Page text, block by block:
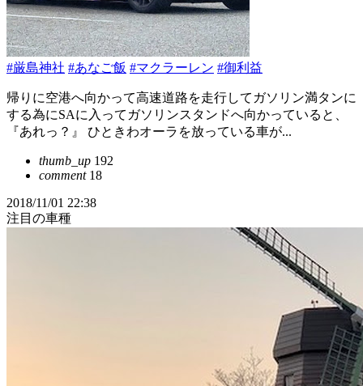
#厳島神社 #あなご飯 #マクラーレン #御利益
帰りに空港へ向かって高速道路を走行してガソリン満タンに
する為にSAに入ってガソリンスタンドへ向かっていると、
『あれっ？』 ひときわオーラを放っている車が...
thumb_up 192
comment18
2018/11/01 22:38
注目の車種